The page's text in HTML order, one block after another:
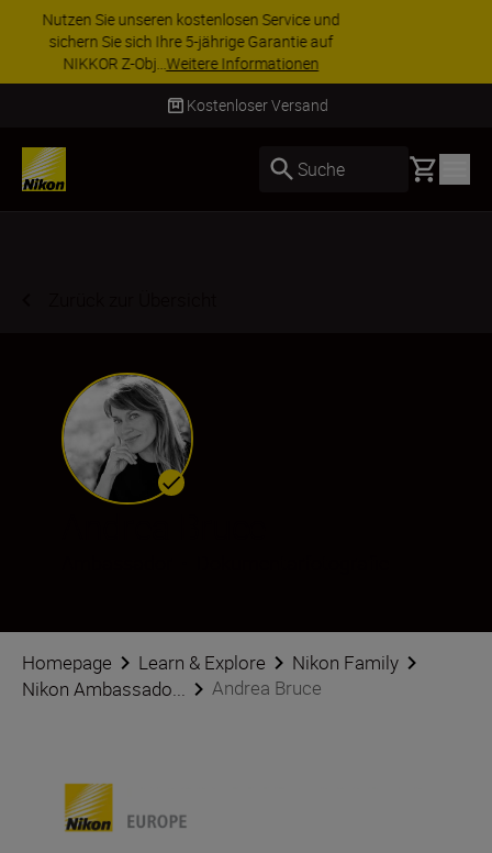
ZUBEHÖR IM ANGEBOT | Sparen Sie 15 % auf
ausgewähltes Zubehör und vervollständigen Sie
Ihre Ausrüstu...Jetzt einkaufen
Lieferung innerhalb von 2–4 Werktagen
Suche Basket
Homepage Learn & Explore
Nikon Family
Nikon Ambassado...
Andrea Bruce